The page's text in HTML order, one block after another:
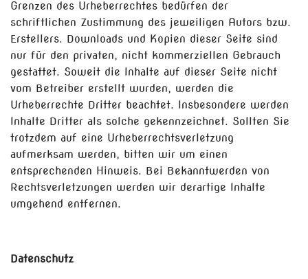
Grenzen des Urheberrechtes bedürfen der
schriftlichen Zustimmung des jeweiligen Autors bzw.
Erstellers. Downloads und Kopien dieser Seite sind
nur für den privaten, nicht kommerziellen Gebrauch
gestattet. Soweit die Inhalte auf dieser Seite nicht
vom Betreiber erstellt wurden, werden die
Urheberrechte Dritter beachtet. Insbesondere werden
Inhalte Dritter als solche gekennzeichnet. Sollten Sie
trotzdem auf eine Urheberrechtsverletzung
aufmerksam werden, bitten wir um einen
entsprechenden Hinweis. Bei Bekanntwerden von
Rechtsverletzungen werden wir derartige Inhalte
umgehend entfernen.
Datenschutz